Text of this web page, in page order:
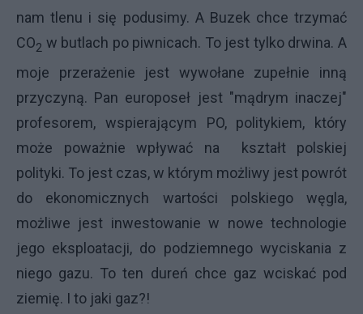
nam tlenu i się podusimy. A Buzek chce trzymać
CO2 w butlach po piwnicach. To jest tylko drwina. A
moje przerażenie jest wywołane zupełnie inną
przyczyną. Pan europoseł jest "mądrym inaczej"
profesorem, wspierającym PO, politykiem, który
może poważnie wpływać na kształt polskiej
polityki. To jest czas, w którym możliwy jest powrót
do ekonomicznych wartości polskiego węgla,
możliwe jest inwestowanie w nowe technologie
jego eksploatacji, do podziemnego wyciskania z
niego gazu. To ten dureń chce gaz wciskać pod
ziemię. I to jaki gaz?!